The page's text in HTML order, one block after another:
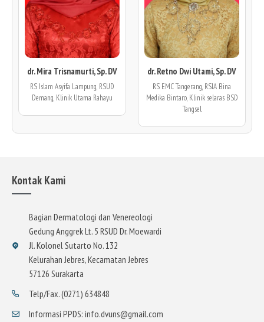
dr. Mira Trisnamurti, Sp. DV
RS Islam Asyifa Lampung, RSUD
Demang, Klinik Utama Rahayu
dr. Retno Dwi Utami, Sp. DV
RS EMC Tangerang, RSIA Bina
Medika Bintaro, Klinik selaras BSD
Tangsel
Kontak Kami
Bagian Dermatologi dan Venereologi
Gedung Anggrek Lt. 5 RSUD Dr. Moewardi
Jl. Kolonel Sutarto No. 132
Kelurahan Jebres, Kecamatan Jebres
57126 Surakarta
Telp/Fax. (0271) 634848
Informasi PPDS: info.dvuns@gmail.com